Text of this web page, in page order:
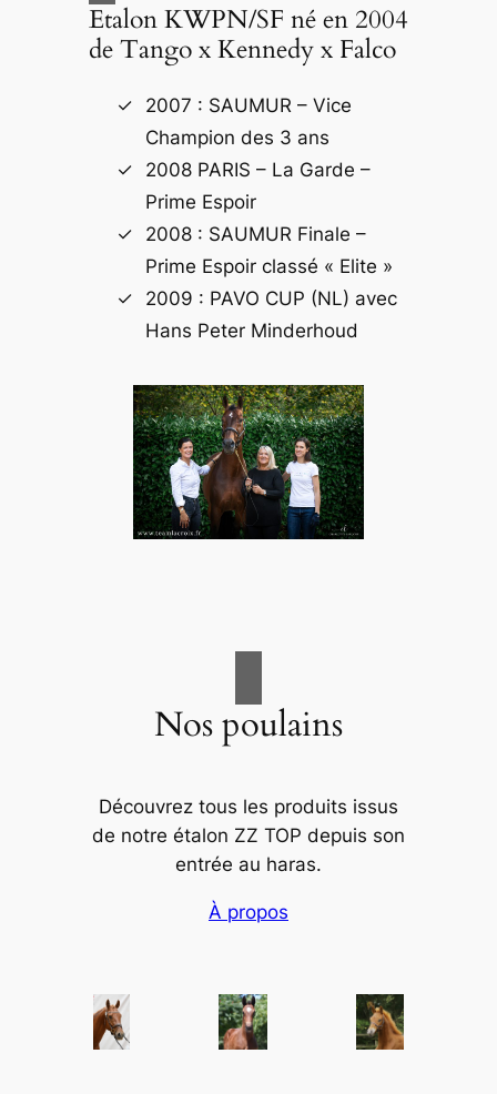
Etalon KWPN/SF né en 2004
de Tango x Kennedy x Falco
2007 : SAUMUR – Vice
Champion des 3 ans
2008 PARIS – La Garde –
Prime Espoir
2008 : SAUMUR Finale –
Prime Espoir classé « Elite »
2009 : PAVO CUP (NL) avec
Hans Peter Minderhoud
Nos poulains
Découvrez tous les produits issus
de notre étalon ZZ TOP depuis son
entrée au haras.
À propos